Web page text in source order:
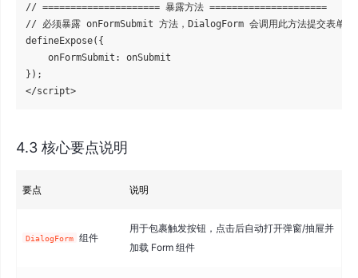
// ===================== 暴露方法 =====================
// 必须暴露 onFormSubmit 方法，DialogForm 会调用此方法提交表单
defineExpose({
    onFormSubmit: onSubmit
});
4.3 核心要点说明
要点 说明
DialogForm 组件
用于包裹触发按钮，点击后自动打开弹窗/抽屉并
加载 Form 组件